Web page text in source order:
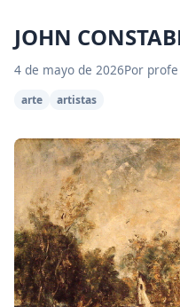
JOHN
4 de mayo de 2026Por profe
arte artistas